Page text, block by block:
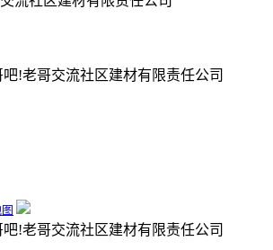
!老哥交流社区建材有限责任公司
!老哥交流社区建材有限责任公司